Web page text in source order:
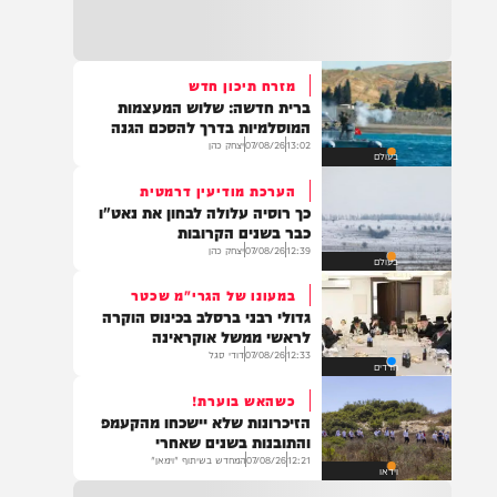
בהמשך להחייאה שבוצעה בבני ברק: הציבור
מתבקש להתפלל עבור הפעוט צבי בן שיינא
לרפואה שלמה
בין הזמנים: שלושה בחורי ישיבות חולצו
מהכינרת לאחר שנסחפו לעומק האגם, בחוף
בלתי מוכרז כשהם על גבי אביזר ציפה.
21:31
בני ברק: חובשים ופראמדיקים של ארגון הצלה
מבצעים פעולות החייאה על תינוק כבן שנה וחצי
לאחר שנחנק משקית.
19:03
בעולם
מזרח תיכון חדש
ברית חדשה: שלוש המעצמות
המוסלמיות בדרך להסכם הגנה
13:02
07/08/26יצחק כהן
בעולם
הערכת מודיעין דרמטית
כך רוסיה עלולה לבחון את נאט"ו
כבר בשנים הקרובות
12:39
07/08/26יצחק כהן
חרדים
במעונו של הגרי"מ שכטר
גדולי רבני ברסלב בכינוס הוקרה
לראשי ממשל אוקראינה
12:33
07/08/26דודי סגל
כשהאש בוערת!